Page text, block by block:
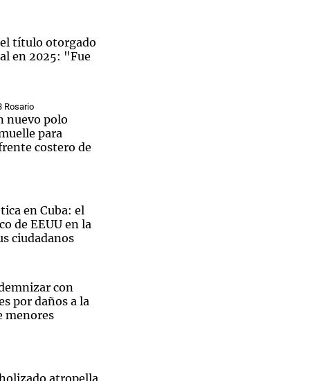
título otorgado
en 2025: "Fue
Rosario
nuevo polo
para
costero de
en Cuba: el
de EEUU en la
ciudadanos
con
por daños a la
menores
atropella